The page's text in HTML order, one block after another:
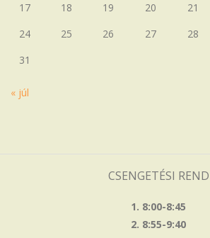
17
18 19 20 21
24
25 26 27 28
31
« júl
CSENGETÉSI REND
1. 8:00-8:45
2. 8:55-9:40